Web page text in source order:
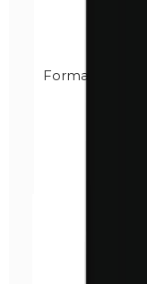
Formaldehído